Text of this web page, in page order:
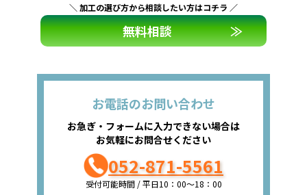
＼ 加工の選び方から相談したい方はコチラ ／
無料相談 ≫
お電話のお問い合わせ
お急ぎ・フォームに入力できない場合は
お気軽にお問合せください
052-871-5561
受付可能時間 / 平日10：00～18：00